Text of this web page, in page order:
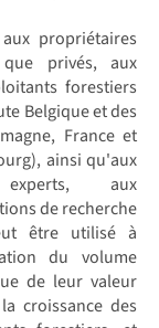
propriétaires
privés, aux
forestiers
Belgique et des
France et
ainsi qu'aux
aux
de recherche
être utilisé à
du volume
de leur valeur
croissance des